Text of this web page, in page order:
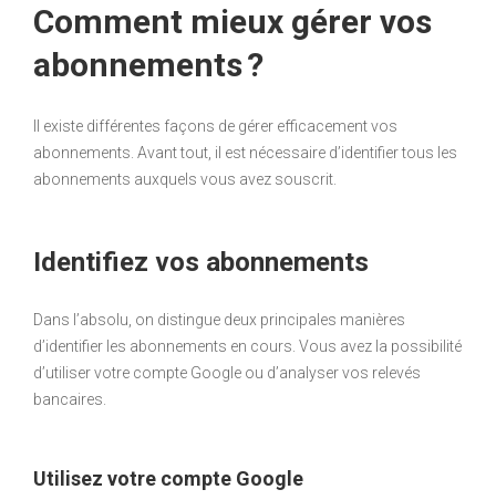
Comment mieux gérer vos
abonnements ?
Il existe différentes façons de gérer efficacement vos
abonnements. Avant tout, il est nécessaire d’identifier tous les
abonnements auxquels vous avez souscrit.
Identifiez vos abonnements
Dans l’absolu, on distingue deux principales manières
d’identifier les abonnements en cours. Vous avez la possibilité
d’utiliser votre compte Google ou d’analyser vos relevés
bancaires.
Utilisez votre compte Google